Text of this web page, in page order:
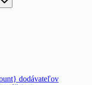
dodávateľov